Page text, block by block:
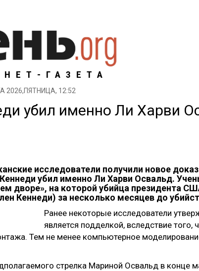
ГАЗЕТА
2026,ПЯТНИЦА, 12:52
убил именно Ли Харви
исследователи получили новое
убил именно Ли Харви Освальд.
дворе», на которой убийца президента
Кеннеди) за несколько месяцев до
Ранее некоторые исследователи
является подделкой, вследствие того,
Тем не менее компьютерное
стрелка Мариной Освальд в конце